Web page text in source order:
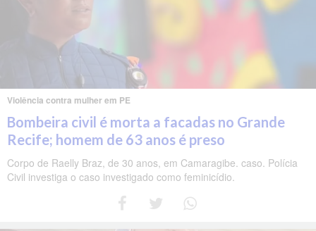
Violência contra mulher em PE
Bombeira civil é morta a facadas no Grande
Recife; homem de 63 anos é preso
Corpo de Raelly Braz, de 30 anos, em Camaragibe. caso. Polícia
Civil investiga o caso investigado como feminicídio.